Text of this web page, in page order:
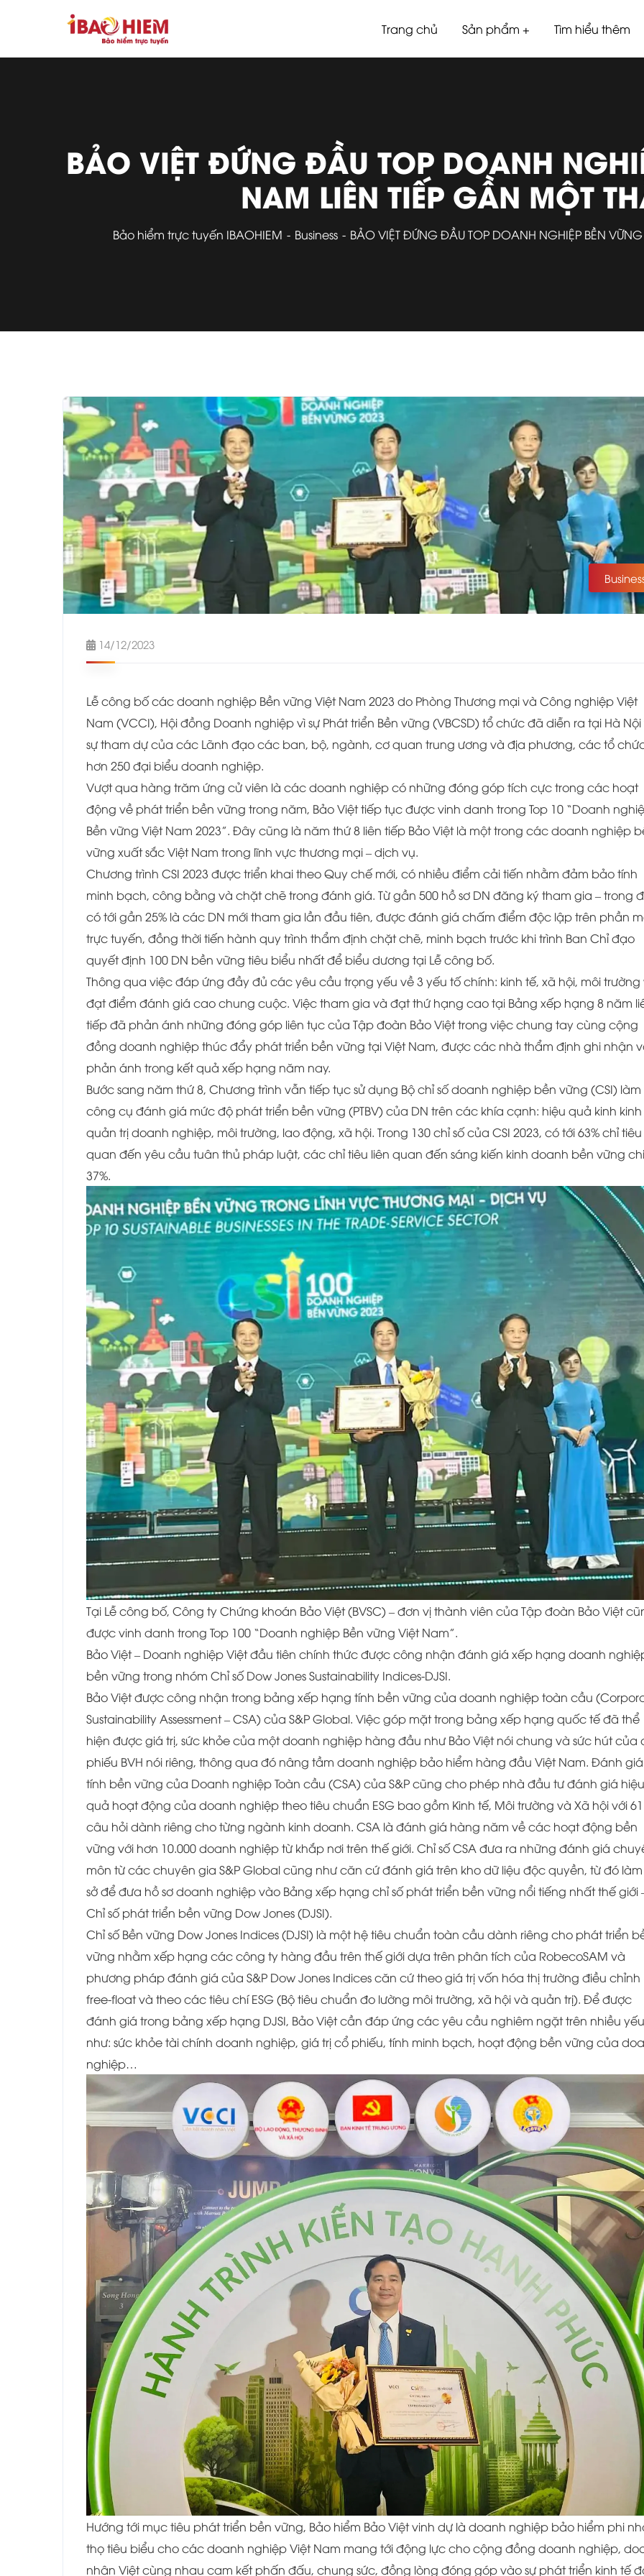
Trang chủ Sản phẩm Tìm hiểu thêm
BẢO VIỆT ĐỨNG ĐẦU TOP DOANH
NAM LIÊN TIẾP GẦN MỘT
Bảo hiểm trực tuyến IBAOHIEM Business BẢO VIỆT ĐỨNG ĐẦU TOP DOANH NGHIỆP BỀN
14/12/2023
Lễ công bố các doanh nghiệp Bền vững Việt Nam 2023 do Phòng Thương mại và Công nghiệp Việt
Nam (VCCI), Hội đồng Doanh nghiệp vì sự Phát triển Bền vững (VBCSD) tổ chức đã diễn ra tại Hà Nội
sự tham dự của các Lãnh đạo các ban, bộ, ngành, cơ quan trung ương và địa phương, các tổ
hơn 250 đại biểu doanh nghiệp.
Vượt qua hàng trăm ứng cử viên là các doanh nghiệp có những đóng góp tích cực trong các hoạt
động về phát triển bền vững trong năm, Bảo Việt tiếp tục được vinh danh trong Top 10 “Doanh
Bền vững Việt Nam 2023”. Đây cũng là năm thứ 8 liên tiếp Bảo Việt là một trong các doanh nghiệp
vững xuất sắc Việt Nam trong lĩnh vực thương mại – dịch vụ.
Chương trình CSI 2023 được triển khai theo Quy chế mới, có nhiều điểm cải tiến nhằm đảm bảo tính
minh bạch, công bằng và chặt chẽ trong đánh giá. Từ gần 500 hồ sơ DN đăng ký tham gia – trong
có tới gần 25% là các DN mới tham gia lần đầu tiên, được đánh giá chấm điểm độc lập trên phần
trực tuyến, đồng thời tiến hành quy trình thẩm định chặt chẽ, minh bạch trước khi trình Ban Chỉ đạo
quyết định 100 DN bền vững tiêu biểu nhất để biểu dương tại Lễ công bố.
Thông qua việc đáp ứng đầy đủ các yêu cầu trọng yếu về 3 yếu tố chính: kinh tế, xã hội, môi trường
đạt điểm đánh giá cao chung cuộc. Việc tham gia và đạt thứ hạng cao tại Bảng xếp hạng 8 năm
tiếp đã phản ánh những đóng góp liên tục của Tập đoàn Bảo Việt trong việc chung tay cùng cộng
đồng doanh nghiệp thúc đẩy phát triển bền vững tại Việt Nam, được các nhà thẩm định ghi nhận
phản ánh trong kết quả xếp hạng năm nay.
Bước sang năm thứ 8, Chương trình vẫn tiếp tục sử dụng Bộ chỉ số doanh nghiệp bền vững (CSI) làm
công cụ đánh giá mức độ phát triển bền vững (PTBV) của DN trên các khía cạnh: hiệu quả kinh kinh
quản trị doanh nghiệp, môi trường, lao động, xã hội. Trong 130 chỉ số của CSI 2023, có tới 63% chỉ tiêu
quan đến yêu cầu tuân thủ pháp luật, các chỉ tiêu liên quan đến sáng kiến kinh doanh bền vững
37%.
Tại Lễ công bố, Công ty Chứng khoán Bảo Việt (BVSC) – đơn vị thành viên của Tập đoàn Bảo Việt
được vinh danh trong Top 100 “Doanh nghiệp Bền vững Việt Nam”.
Bảo Việt – Doanh nghiệp Việt đầu tiên chính thức được công nhận đánh giá xếp hạng doanh
bền vững trong nhóm Chỉ số Dow Jones Sustainability Indices-DJSI.
Bảo Việt được công nhận trong bảng xếp hạng tính bền vững của doanh nghiệp toàn cầu
Sustainability Assessment – CSA) của S&P Global. Việc góp mặt trong bảng xếp hạng quốc tế đã thể
hiện được giá trị, sức khỏe của một doanh nghiệp hàng đầu như Bảo Việt nói chung và sức hút của
phiếu BVH nói riêng, thông qua đó nâng tầm doanh nghiệp bảo hiểm hàng đầu Việt Nam. Đánh giá
tính bền vững của Doanh nghiệp Toàn cầu (CSA) của S&P cũng cho phép nhà đầu tư đánh giá hiệu
quả hoạt động của doanh nghiệp theo tiêu chuẩn ESG bao gồm Kinh tế, Môi trường và Xã hội với
câu hỏi dành riêng cho từng ngành kinh doanh. CSA là đánh giá hàng năm về các hoạt động bền
vững với hơn 10.000 doanh nghiệp từ khắp nơi trên thế giới. Chỉ số CSA đưa ra những đánh giá
môn từ các chuyên gia S&P Global cũng như căn cứ đánh giá trên kho dữ liệu độc quyền, từ đó
sở để đưa hồ sơ doanh nghiệp vào Bảng xếp hạng chỉ số phát triển bền vững nổi tiếng nhất thế giới
Chỉ số phát triển bền vững Dow Jones (DJSI).
Chỉ số Bền vững Dow Jones Indices (DJSI) là một hệ tiêu chuẩn toàn cầu dành riêng cho phát triển
vững nhằm xếp hạng các công ty hàng đầu trên thế giới dựa trên phân tích của RobecoSAM và
phương pháp đánh giá của S&P Dow Jones Indices căn cứ theo giá trị vốn hóa thị trường điều chỉnh
free-float và theo các tiêu chí ESG (Bộ tiêu chuẩn đo lường môi trường, xã hội và quản trị). Để được
đánh giá trong bảng xếp hạng DJSI, Bảo Việt cần đáp ứng các yêu cầu nghiêm ngặt trên nhiều
như: sức khỏe tài chính doanh nghiệp, giá trị cổ phiếu, tính minh bạch, hoạt động bền vững của
nghiệp…
Hướng tới mục tiêu phát triển bền vững, Bảo hiểm Bảo Việt vinh dự là doanh nghiệp bảo hiểm phi
thọ tiêu biểu cho các doanh nghiệp Việt Nam mang tới động lực cho cộng đồng doanh nghiệp,
nhân Việt cùng nhau cam kết phấn đấu, chung sức, đồng lòng đóng góp vào sự phát triển kinh tế